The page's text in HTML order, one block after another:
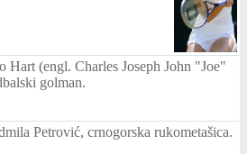
Hart (engl. Charles Joseph John "Joe"
golman.
Petrović, crnogorska rukometašica.